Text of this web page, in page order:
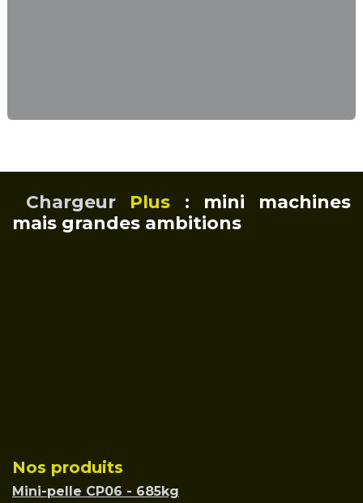
Chargeur Plus : mini machines
mais grandes ambitions
Nos produits
Mini-pelle CP06 - 685kg